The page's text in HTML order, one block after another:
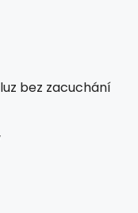
bez zacuchání